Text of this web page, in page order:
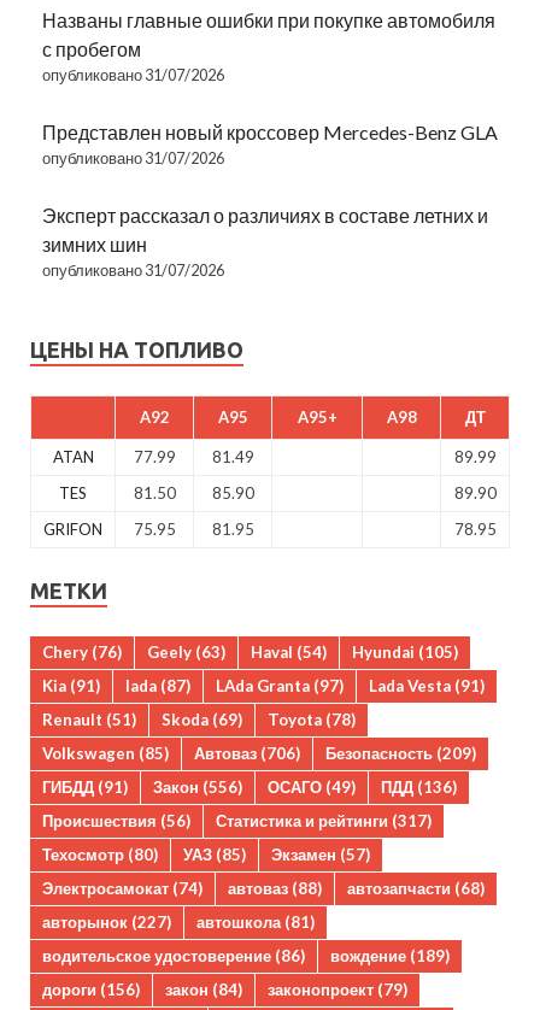
Названы главные ошибки при покупке автомобиля
с пробегом
опубликовано 31/07/2026
Представлен новый кроссовер Mercedes-Benz GLA
опубликовано 31/07/2026
Эксперт рассказал о различиях в составе летних и
зимних шин
опубликовано 31/07/2026
ЦЕНЫ НА ТОПЛИВО
A92 A95 A95+ A98 ДТ
ATAN 77.99 81.49
89.99
TES
81.50 85.90
89.90
GRIFON
75.95 81.95 78.95
МЕТКИ
Chery (76) Geely (63) Haval (54) Hyundai (105)
Kia (91) lada (87) LAda Granta (97) Lada Vesta (91)
Renault (51) Skoda (69) Toyota (78)
Volkswagen (85) Автоваз (706) Безопасность (209)
ГИБДД (91) Закон (556) ОСАГО (49) ПДД (136)
Происшествия (56) Статистика и рейтинги (317)
Техосмотр (80) УАЗ (85) Экзамен (57)
Электросамокат (74) автоваз (88) автозапчасти (68)
авторынок (227) автошкола (81)
водительское удостоверение (86) вождение (189)
дороги (156) закон (84) законопроект (79)